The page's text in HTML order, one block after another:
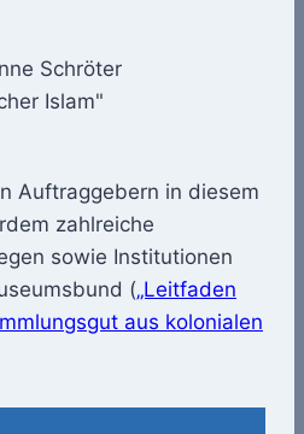
Auftraggebern in diesem
zahlreiche
sowie Institutionen
(„Leitfaden
aus kolonialen